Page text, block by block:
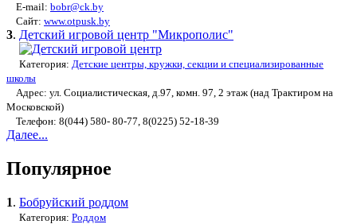
E-mail: bobr@ck.by
Сайт: www.otpusk.by
3. Детский игровой центр "Микрополис"
Категория: Детские центры, кружки, секции и специализированные
школы
Адрес: ул. Социалистическая, д.97, комн. 97, 2 этаж (над Трактиром на
Московской)
Телефон: 8(044) 580- 80-77, 8(0225) 52-18-39
Далее...
Популярное
1. Бобруйский роддом
Категория: Роддом